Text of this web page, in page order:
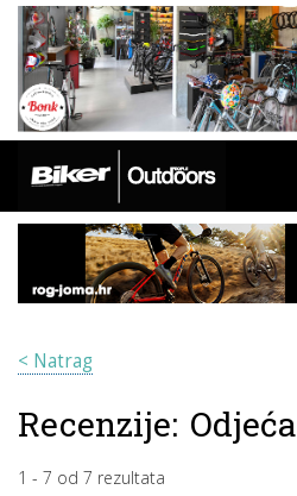
< Natrag
Recenzije: Odjeća
1 - 7 od 7 rezultata